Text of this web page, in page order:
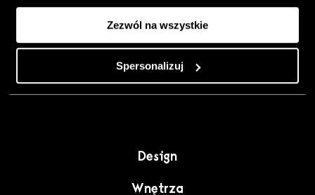
Zezwól na wszystkie
Spersonalizuj
rzemiosło jako
punkt wyjścia
do wnętrz
pełnych
charakteru”.
Design
Wnętrza